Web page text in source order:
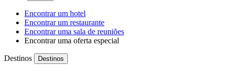
Encontrar um hotel
Encontrar um restaurante
Encontrar uma sala de reuniões
Encontrar uma oferta especial
Destinos Destinos